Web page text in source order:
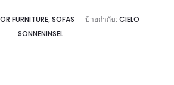
FURNITURE, SOFAS ป้ายกำกับ: CIELO
SONNENINSEL